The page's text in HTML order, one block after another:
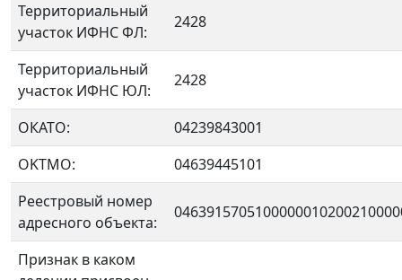
Территориальный
участок ИФНС ФЛ:
2428
Территориальный
участок ИФНС ЮЛ:
2428
ОКАТО:
04239843001
OKTMO:
04639445101
Реестровый номер
адресного объекта:
Признак в каком